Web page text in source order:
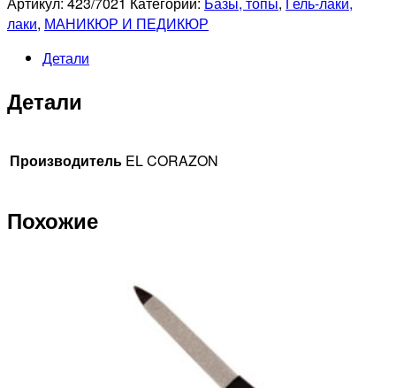
CORAZON
Активный
гель
Prisma,
лаки, МАНИКЮР И ПЕДИКЮР
Детали
Детали
Производитель EL CORAZON
Похожие